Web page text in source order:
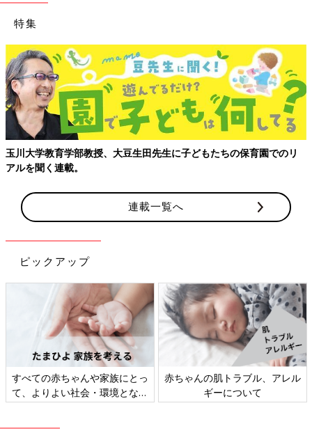
特集
玉川大学教育学部教授、大豆生田先生に子どもたちの保育園でのリ
アルを聞く連載。
連載一覧へ
ピックアップ
すべての赤ちゃんや家族にとっ
て、よりよい社会・環境となる
ことをめざしてさまざまな課題
赤ちゃんの肌トラブル、アレル
ギーについて